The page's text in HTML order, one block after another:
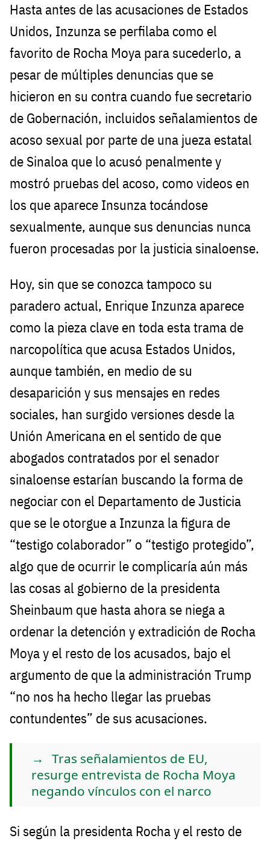
Hasta antes de las acusaciones de Estados
Unidos, Inzunza se perfilaba como el
favorito de Rocha Moya para sucederlo, a
pesar de múltiples denuncias que se
hicieron en su contra cuando fue secretario
de Gobernación, incluidos señalamientos de
acoso sexual por parte de una jueza estatal
de Sinaloa que lo acusó penalmente y
mostró pruebas del acoso, como videos en
los que aparece Insunza tocándose
sexualmente, aunque sus denuncias nunca
fueron procesadas por la justicia sinaloense.
Hoy, sin que se conozca tampoco su
paradero actual, Enrique Inzunza aparece
como la pieza clave en toda esta trama de
narcopolítica que acusa Estados Unidos,
aunque también, en medio de su
desaparición y sus mensajes en redes
sociales, han surgido versiones desde la
Unión Americana en el sentido de que
abogados contratados por el senador
sinaloense estarían buscando la forma de
negociar con el Departamento de Justicia
que se le otorgue a Inzunza la figura de
“testigo colaborador” o “testigo protegido”,
algo que de ocurrir le complicaría aún más
las cosas al gobierno de la presidenta
Sheinbaum que hasta ahora se niega a
ordenar la detención y extradición de Rocha
Moya y el resto de los acusados, bajo el
argumento de que la administración Trump
“no nos ha hecho llegar las pruebas
contundentes” de sus acusaciones.
Tras señalamientos de EU,
resurge entrevista de Rocha Moya
negando vínculos con el narco
Si según la presidenta Rocha y el resto de